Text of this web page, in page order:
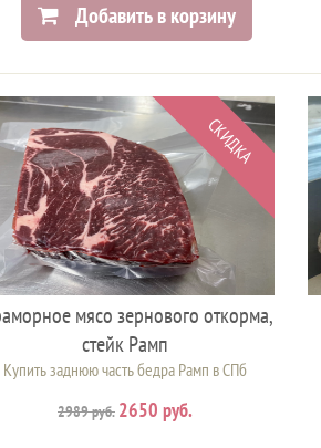
Добавить в корзину
СКИДКА
мясо зернового откорма,
стейк Рамп
Купить заднюю часть бедра Рамп в СПб
2989 руб. 2650 руб.